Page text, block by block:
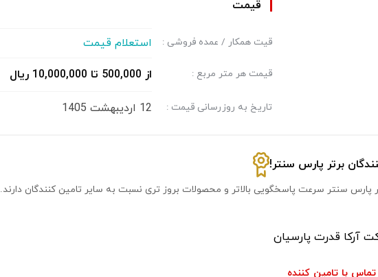
قیمت
قیت همکار / عمده فروشی : استعلام قیمت
قیمت هر متر مربع : از 500,000 تا 10,000,000 ریال
تاریخ به روزرسانی قیمت : 12 اردیبهشت 1405
برتر پارس سنتر!
پارس سنتر سرعت پاسخگویی بالاتر و محصولات بروز تری نسبت به سایر تامین کنندگان دارند.
آرکا قدرت پارسیان
تماس با تامین کننده